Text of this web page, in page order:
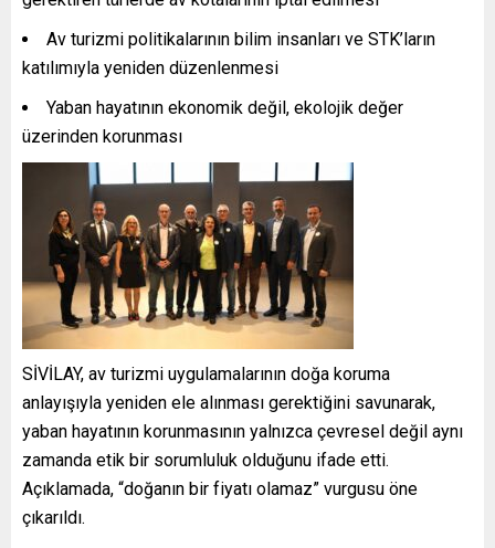
Av turizmi politikalarının bilim insanları ve STK’ların
katılımıyla yeniden düzenlenmesi
Yaban hayatının ekonomik değil, ekolojik değer
üzerinden korunması
SİVİLAY, av turizmi uygulamalarının doğa koruma
anlayışıyla yeniden ele alınması gerektiğini savunarak,
yaban hayatının korunmasının yalnızca çevresel değil aynı
zamanda etik bir sorumluluk olduğunu ifade etti.
Açıklamada, “doğanın bir fiyatı olamaz” vurgusu öne
çıkarıldı.